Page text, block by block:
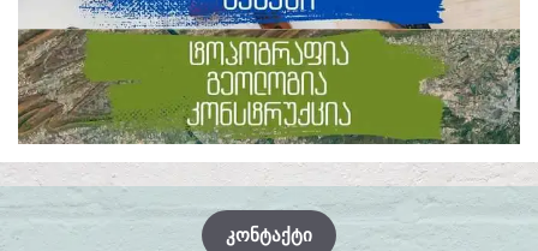
ᲙᲝᲜᲢᲐᲥᲢᲘ